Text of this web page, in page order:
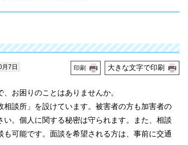
7日 印刷 大きな文字で印刷
お困りのことはありませんか。
談所」を設けています。被害者の方も加害者の
。個人に関する秘密は守られます。また、相談
可能です。面談を希望される方は、事前に交通